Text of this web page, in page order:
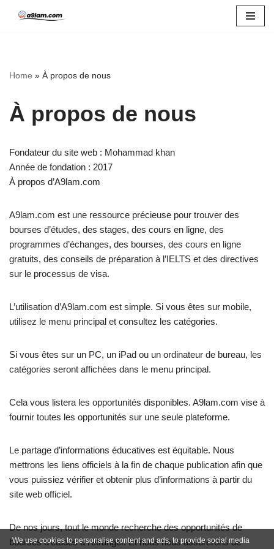
Home » À propos de nous
À propos de nous
Fondateur du site web : Mohammad khan
Année de fondation : 2017
À propos d’A9lam.com
A9lam.com est une ressource précieuse pour trouver des
bourses d’études, des stages, des cours en ligne, des
programmes d’échanges, des bourses, des cours en ligne
gratuits, des conseils de préparation à l’IELTS et des directives
sur le processus de visa.
L’utilisation d’A9lam.com est simple. Si vous êtes sur mobile,
utilisez le menu principal et consultez les catégories.
Si vous êtes sur un PC, un iPad ou un ordinateur de bureau, les
catégories seront affichées dans le menu principal.
Cela vous listera les opportunités disponibles. A9lam.com vise à
fournir toutes les opportunités sur une seule plateforme.
Le partage d’informations éducatives est équitable. Nous
mettrons les liens officiels à la fin de chaque publication afin que
vous puissiez vérifier et obtenir plus d’informations à partir du
site web officiel.
De nos jours, tout le monde recherche des opportunités de
bourses d’études à l’étranger. Et nous nous assurerons de
We use cookies to personalise content and ads, to provide social media